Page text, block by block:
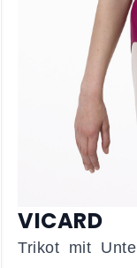
VICARD
Trikot mit